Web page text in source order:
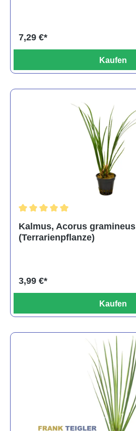
7,29 €*
Kaufen
Kalmus, Acorus gramineus
(Terrarienpflanze)
3,99 €*
Kaufen